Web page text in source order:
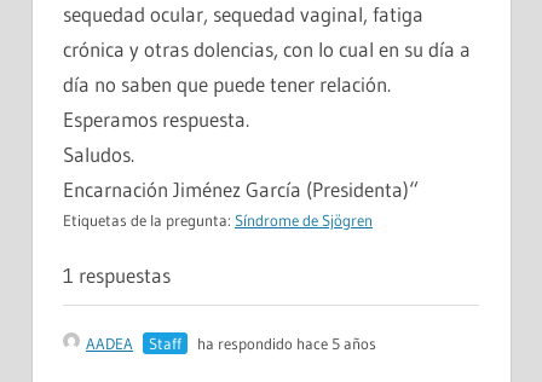
sequedad ocular, sequedad vaginal, fatiga
crónica y otras dolencias, con lo cual en su día a
día no saben que puede tener relación.
Esperamos respuesta.
Saludos.
Encarnación Jiménez García (Presidenta)“
Etiquetas de la pregunta: Síndrome de Sjögren
1 respuestas
AADEA Staff ha respondido hace 5 años